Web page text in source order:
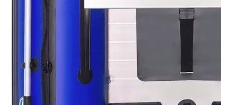
Квитанцией
в любом банке